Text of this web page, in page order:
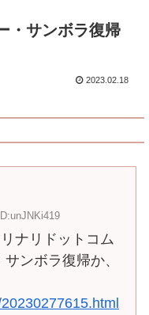
・サンボラ復帰
2023.02.18
ナリドットコム
ンボラ復帰か、